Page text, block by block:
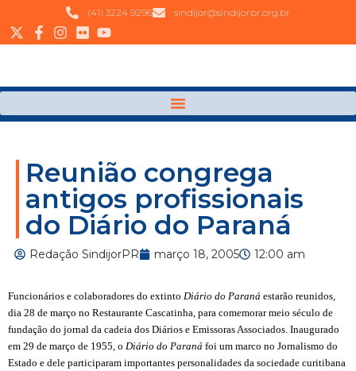
(41) 3224 9296 sindijor@sindijorpr.org.br
Reunião congrega
antigos profissionais
do Diário do Paraná
Redação SindijorPR março 18, 2005 12:00 am
Funcionários e colaboradores do extinto Diário do Paraná estarão reunidos,
dia 28 de março no Restaurante Cascatinha, para comemorar meio século de
fundação do jornal da cadeia dos Diários e Emissoras Associados. Inaugurado
em 29 de março de 1955, o Diário do Paraná foi um marco no Jornalismo do
Estado e dele participaram importantes personalidades da sociedade curitibana